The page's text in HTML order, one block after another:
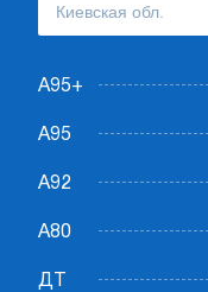
А95+
А95
А92
А80
ДТ